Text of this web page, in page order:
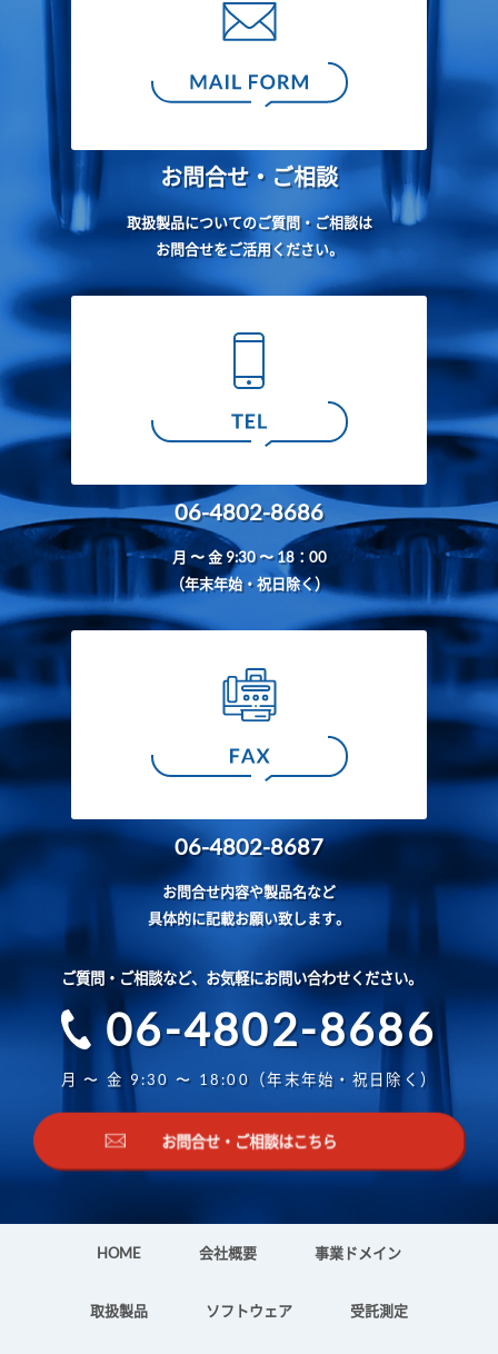
お問合せ・ご相談
取扱製品についてのご質問・ご相談は
お問合せをご活用ください。
06-4802-8686
月 〜 金 9:30 〜 18：00
（年末年始・祝日除く）
06-4802-8687
お問合せ内容や製品名など
具体的に記載お願い致します。
ご質問・ご相談など、お気軽にお問い合わせください。
06-4802-8686
月 〜 金 9:30 〜 18:00（年末年始・祝日除く）
お問合せ・ご相談はこちら
HOME 会社概要 事業ドメイン
取扱製品 ソフトウェア 受託測定